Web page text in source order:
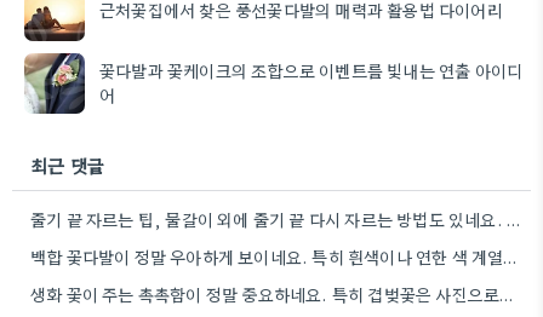
근처꽃집에서 찾은 풍선꽃다발의 매력과 활용법 다이어리
꽃다발과 꽃케이크의 조합으로 이벤트를 빛내는 연출 아이디
어
최근 댓글
줄기 끝 자르는 팁, 물갈이 외에 줄기 끝 다시 자르는 방법도 있네요. 그거 완전 꿀팁인…
백합 꽃다발이 정말 우아하게 보이네요. 특히 흰색이나 연한 색 계열이 안전한 선택인 것 같아요.
생화 꽃이 주는 촉촉함이 정말 중요하네요. 특히 겹벚꽃은 사진으로는 다르게 보인다는 점, 실제로 보러 가봐야…